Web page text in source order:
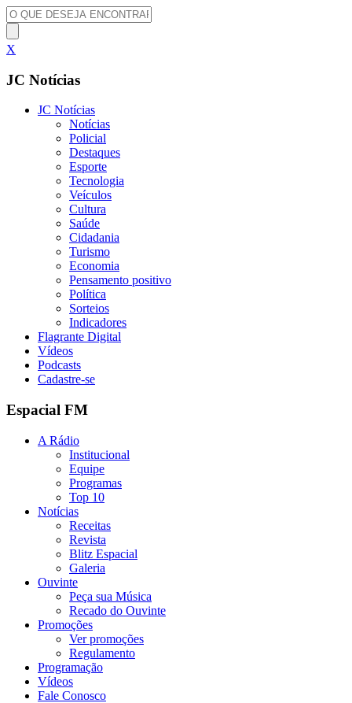
X
JC Notícias
JC Notícias
Notícias
Policial
Destaques
Esporte
Tecnologia
Veículos
Cultura
Saúde
Cidadania
Turismo
Economia
Pensamento positivo
Política
Sorteios
Indicadores
Flagrante Digital
Vídeos
Podcasts
Cadastre-se
Espacial FM
A Rádio
Institucional
Equipe
Programas
Top 10
Notícias
Receitas
Revista
Blitz Espacial
Galeria
Ouvinte
Peça sua Música
Recado do Ouvinte
Promoções
Ver promoções
Regulamento
Programação
Vídeos
Fale Conosco